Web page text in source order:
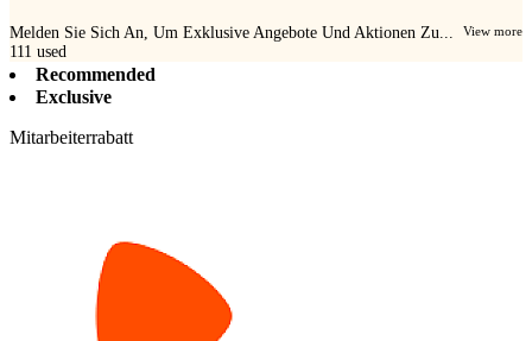
Melden Sie Sich An, Um Exklusive Angebote Und Aktionen Zu... View more
111 used
Recommended
Exclusive
Mitarbeiterrabatt